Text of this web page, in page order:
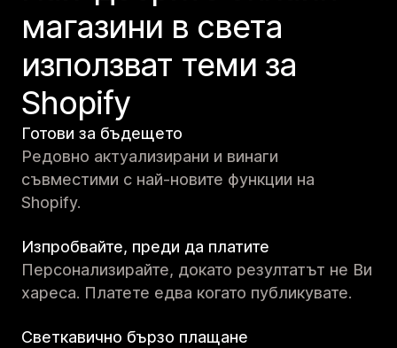
магазини в света
използват теми за
Shopify
Готови за бъдещето
Редовно актуализирани и винаги
съвместими с най-новите функции на
Shopify.
Изпробвайте, преди да платите
Персонализирайте, докато резултатът не Ви
хареса. Платете едва когато публикувате.
Светкавично бързо плащане